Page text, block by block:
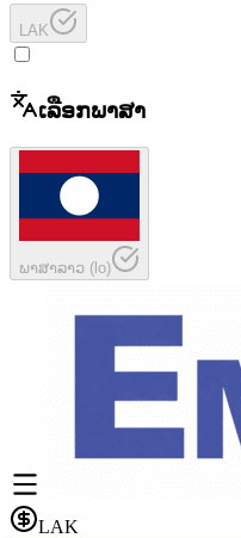
LAK
ເລືອກພາສາ
ພາສາລາວ (lo)
LAK